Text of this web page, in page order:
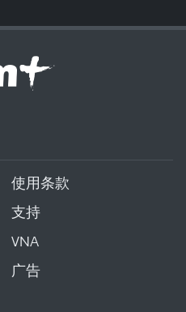
使用条款
支持
VNA
广告